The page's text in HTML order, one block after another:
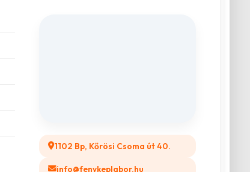
1102 Bp, Kőrösi Csoma út 40.
info@fenykeplabor.hu